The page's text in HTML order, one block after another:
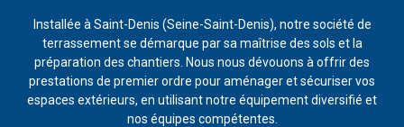
Installée à Saint-Denis (Seine-Saint-Denis), notre société de
terrassement se démarque par sa maîtrise des sols et la
préparation des chantiers. Nous nous dévouons à offrir des
prestations de premier ordre pour aménager et sécuriser vos
espaces extérieurs, en utilisant notre équipement diversifié et
nos équipes compétentes.